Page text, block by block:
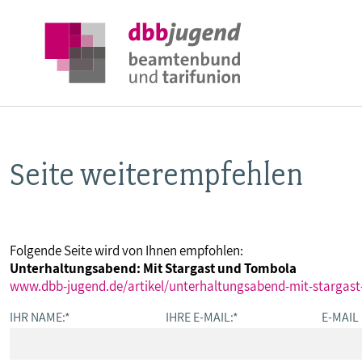
ÜBER DIE DBB JUGEND
AUSBILDUNGSINFORMATIONEN
Seite weiterempfehlen
Folgende Seite wird von Ihnen empfohlen:
Unterhaltungsabend: Mit Stargast und Tombola
www.dbb-jugend.de/artikel/unterhaltungsabend-mit-
IHR NAME:* IHRE E-MAIL:* E-MAIL